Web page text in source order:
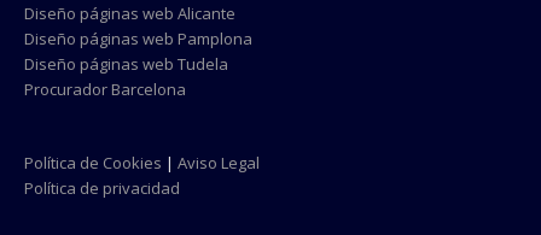
Diseño páginas web Alicante
Diseño páginas web Pamplona
Diseño páginas web Tudela
Procurador Barcelona
Política de Cookies | Aviso Legal
Política de privacidad